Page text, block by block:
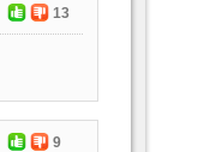
13
9